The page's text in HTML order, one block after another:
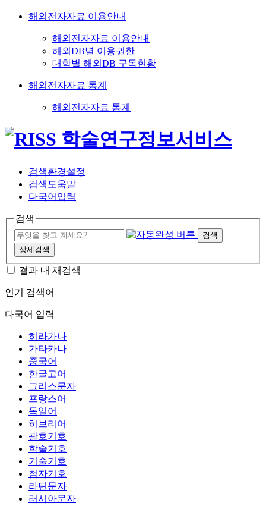
해외전자자료 이용안내
해외전자자료 이용안내
해외DB별 이용권한
대학별 해외DB 구독현황
해외전자자료 통계
해외전자자료 통계
검색환경설정
검색도움말
다국어입력
검색
검색
상세검색
결과 내 재검색
인기 검색어
다국어 입력
히라가나
가타카나
중국어
한글고어
그리스문자
프랑스어
독일어
히브리어
괄호기호
학술기호
기술기호
첨자기호
라틴문자
러시아문자